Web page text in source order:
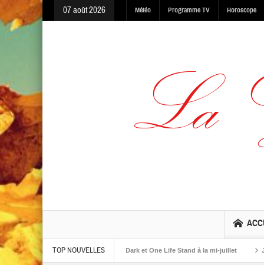
07 août 2026 Météo Programme TV Horoscope
TOP NOUVELLES
The Warning, Made In The Dark et One Life Stand à la mi-juillet Jaime